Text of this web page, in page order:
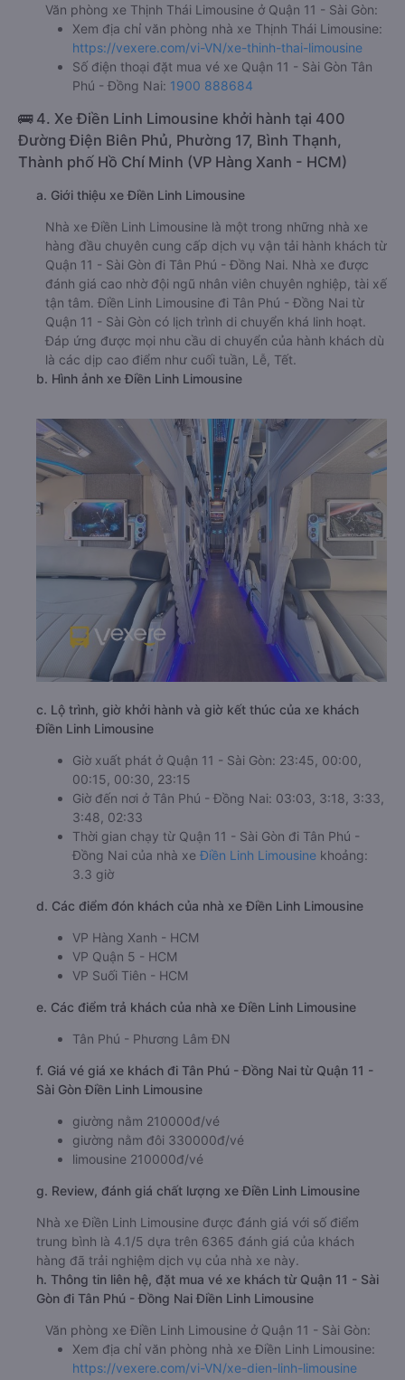
Văn phòng xe Thịnh Thái Limousine ở Quận 11 - Sài Gòn:
Xem địa chỉ văn phòng nhà xe Thịnh Thái Limousine:
https://vexere.com/vi-VN/xe-thinh-thai-limousine
Số điện thoại đặt mua vé xe Quận 11 - Sài Gòn Tân
Phú - Đồng Nai: 1900 888684
🚌 4. Xe Điền Linh Limousine khởi hành tại 400
Đường Điện Biên Phủ, Phường 17, Bình Thạnh,
Thành phố Hồ Chí Minh (VP Hàng Xanh - HCM)
a. Giới thiệu xe Điền Linh Limousine
Nhà xe Điền Linh Limousine là một trong những nhà xe
hàng đầu chuyên cung cấp dịch vụ vận tải hành khách từ
Quận 11 - Sài Gòn đi Tân Phú - Đồng Nai. Nhà xe được
đánh giá cao nhờ đội ngũ nhân viên chuyên nghiệp, tài xế
tận tâm. Điền Linh Limousine đi Tân Phú - Đồng Nai từ
Quận 11 - Sài Gòn có lịch trình di chuyển khá linh hoạt.
Đáp ứng được mọi nhu cầu di chuyển của hành khách dù
là các dịp cao điểm như cuối tuần, Lễ, Tết.
b. Hình ảnh xe Điền Linh Limousine
c. Lộ trình, giờ khởi hành và giờ kết thúc của xe khách
Điền Linh Limousine
Giờ xuất phát ở Quận 11 - Sài Gòn: 23:45, 00:00,
00:15, 00:30, 23:15
Giờ đến nơi ở Tân Phú - Đồng Nai: 03:03, 3:18, 3:33,
3:48, 02:33
Thời gian chạy từ Quận 11 - Sài Gòn đi Tân Phú -
Đồng Nai của nhà xe Điền Linh Limousine khoảng:
3.3 giờ
d. Các điểm đón khách của nhà xe Điền Linh Limousine
VP Hàng Xanh - HCM
VP Quận 5 - HCM
VP Suối Tiên - HCM
e. Các điểm trả khách của nhà xe Điền Linh Limousine
Tân Phú - Phương Lâm ĐN
f. Giá vé giá xe khách đi Tân Phú - Đồng Nai từ Quận 11 -
Sài Gòn Điền Linh Limousine
giường nằm 210000đ/vé
giường nằm đôi 330000đ/vé
limousine 210000đ/vé
g. Review, đánh giá chất lượng xe Điền Linh Limousine
Nhà xe Điền Linh Limousine được đánh giá với số điểm
trung bình là 4.1/5 dựa trên 6365 đánh giá của khách
hàng đã trải nghiệm dịch vụ của nhà xe này.
h. Thông tin liên hệ, đặt mua vé xe khách từ Quận 11 - Sài
Gòn đi Tân Phú - Đồng Nai Điền Linh Limousine
Văn phòng xe Điền Linh Limousine ở Quận 11 - Sài Gòn:
Xem địa chỉ văn phòng nhà xe Điền Linh Limousine:
https://vexere.com/vi-VN/xe-dien-linh-limousine